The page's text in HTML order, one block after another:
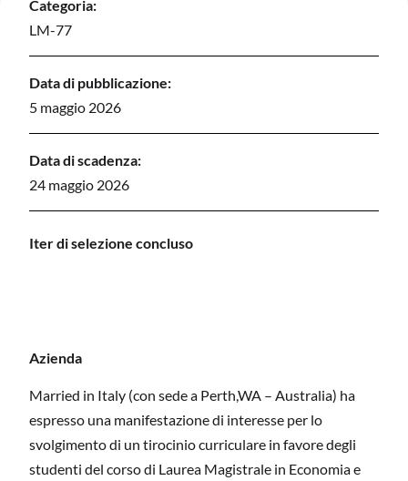
Categoria:
LM-77
Data di pubblicazione:
5 maggio 2026
Data di scadenza:
24 maggio 2026
Iter di selezione concluso
Azienda
Married in Italy (con sede a Perth,WA – Australia) ha
espresso una manifestazione di interesse per lo
svolgimento di un tirocinio curriculare in favore degli
studenti del corso di Laurea Magistrale in Economia e